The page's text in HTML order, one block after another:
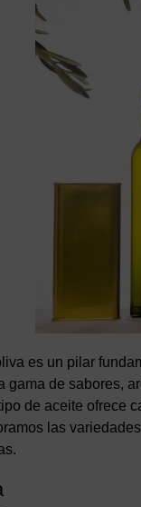
es un pilar
gama de sabores,
de aceite ofrece
las